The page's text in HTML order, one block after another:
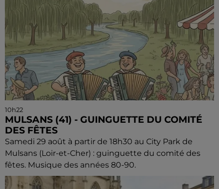
10h22
MULSANS (41) - GUINGUETTE DU COMITÉ
DES FÊTES
Samedi 29 août à partir de 18h30 au City Park de
Mulsans (Loir-et-Cher) : guinguette du comité des
fêtes. Musique des années 80-90.